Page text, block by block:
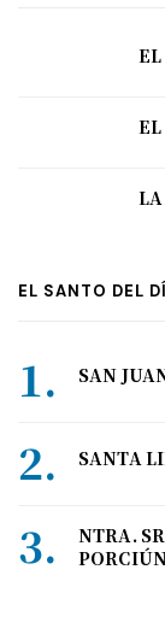
EL
EL SANTO DEL
SAN
SANTA
NTRA.